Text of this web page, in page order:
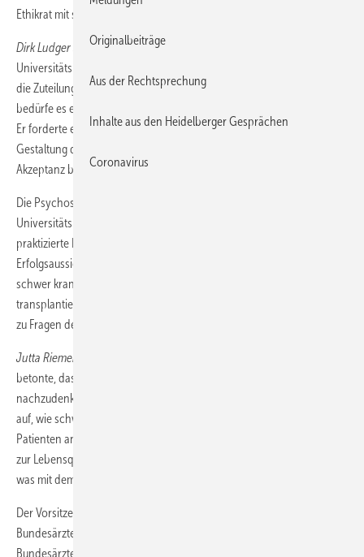
Ethikrat mit sechs Sachverständigen.
Dirk Ludger Stippel, Transplantationsmediziner von der
Universitätsklinik Köln zeigte auf, dass die medizinischen Kriterien für
die Zuteilung von Organen weiterentwickelt werden müssen. Dazu
bedürfe es einer guten Datenbasis durch ein Transplantationsregister.
Er forderte eine breite gesellschaftliche Debatte über die gerechte
Gestaltung der Transplantationsmedizin. Dies würde auch die
Akzeptanz befördern.
Die Psychosomatikerin
Universitätsmedizin in Mainz kritisierte, dass die gegenwärtig
praktizierte Priorisierung der Dringlichkeit gegenüber der
Erfolgsaussicht Patienten dazu zwinge, „so lange zu warten, bis sie so
schwer krank sind, dass sie nur noch mit schlechter Erfolgsaussicht
transplantiert werden können“. Darüber hinaus bemängelte sie, dass
zu Fragen des Patientenerlebens so gut wie keine Daten vorlägen.
Jutta Riemer
betonte, dass dringend über die Optimierung der Organallokation
nachzudenken und eine ethische Diskussion zu führen sei. Sie zeigte
auf, wie schwer es sei, in den Richtlinien die Situation einzelner
Patienten angemessen zu berücksichtigen. Es fehlten zudem Daten
zur Lebensqualität der Patienten und ein gemeinsames Verständnis,
was mit dem Kriterium der Erfolgsaussicht gemeint sei.
Der Vorsitzende der Ständigen Kommission Organtransplantation der
Bundesärztekammer,
Bundesärztekammer mit den Vorgaben des § 12 Absatz 3 Satz 1 des
Originalbeiträge
Aus der Rechtsprechung
Inhalte aus den Heidelberger Gesprächen
Coronavirus